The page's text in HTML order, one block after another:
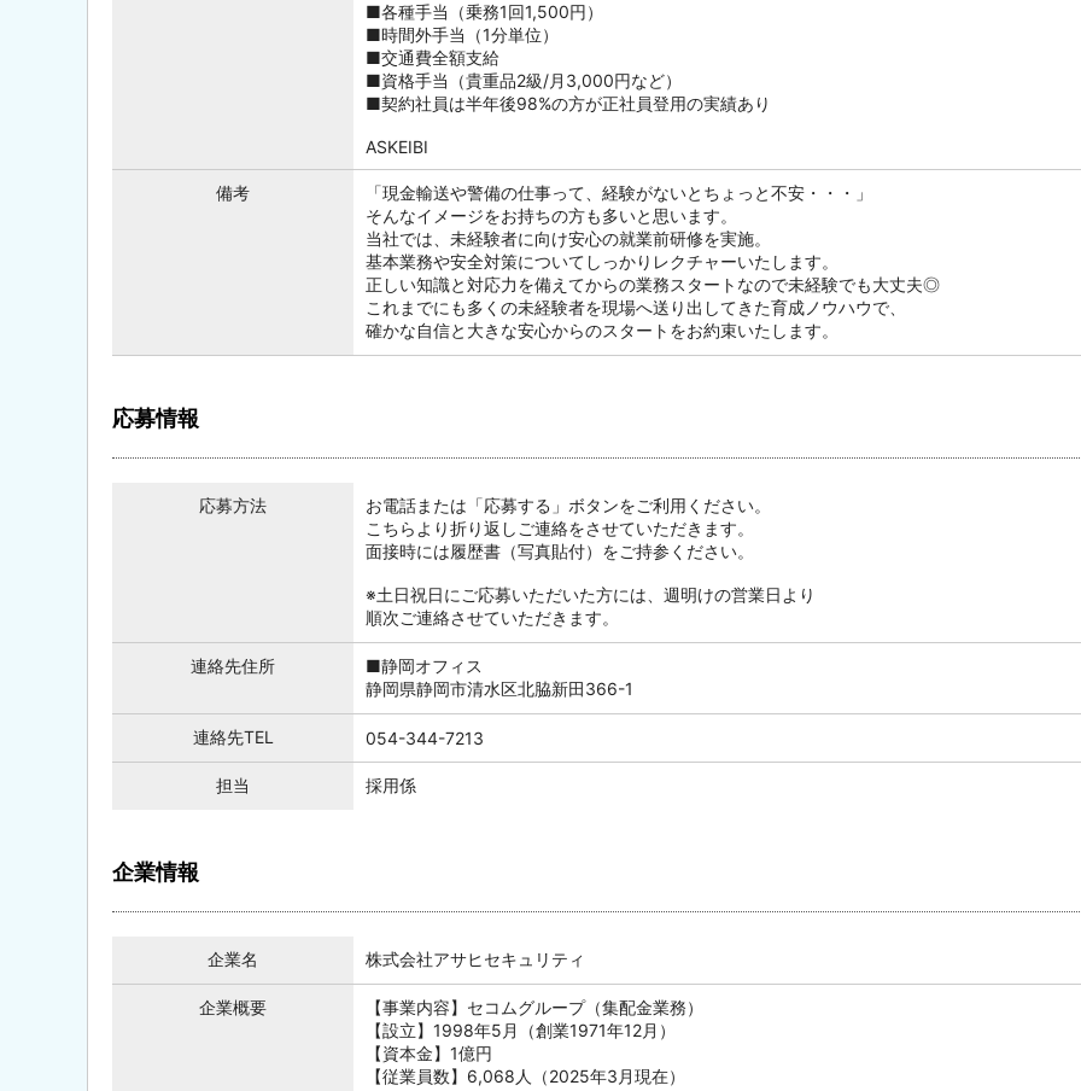
■各種手当（乗務1回1,500円）
■時間外手当（1分単位）
■交通費全額支給
■資格手当（貴重品2級/月3,000円など）
■契約社員は半年後98%の方が正社員登用の実績あり
ASKEIBI
備考
「現金輸送や警備の仕事って、経験がないとちょっと不安・・・」
そんなイメージをお持ちの方も多いと思います。
当社では、未経験者に向け安心の就業前研修を実施。
基本業務や安全対策についてしっかりレクチャーいたします。
正しい知識と対応力を備えてからの業務スタートなので未経験でも大丈夫◎
これまでにも多くの未経験者を現場へ送り出してきた育成ノウハウで、
確かな自信と大きな安心からのスタートをお約束いたします。
応募情報
応募方法
お電話または「応募する」ボタンをご利用ください。
こちらより折り返しご連絡をさせていただきます。
面接時には履歴書（写真貼付）をご持参ください。
※土日祝日にご応募いただいた方には、週明けの営業日より
順次ご連絡させていただきます。
連絡先住所
■静岡オフィス
静岡県静岡市清水区北脇新田366-1
連絡先TEL 054-344-7213
担当 採用係
企業情報
企業名 株式会社アサヒセキュリティ
企業概要
【事業内容】セコムグループ（集配金業務）
【設立】1998年5月（創業1971年12月）
【資本金】1億円
【従業員数】6,068人（2025年3月現在）